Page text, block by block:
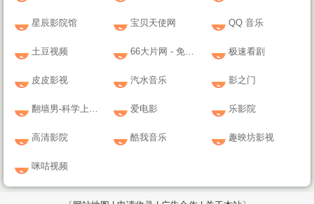
星辰影院馆 宝贝天使网 QQ 音乐
土豆视频 66大片网 - 免费在线观看最新电影！ 极速看剧
皮皮影视 汽水音乐 影之门
翻墙男-科学上网之家 爱电影 乐影院
高清影院 酷我音乐 趣映坊影视
咪咕视频